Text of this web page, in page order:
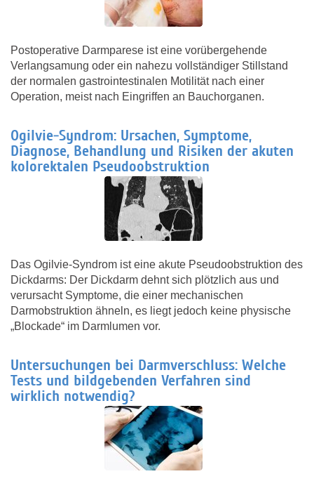
Postoperative Darmparese ist eine vorübergehende
Verlangsamung oder ein nahezu vollständiger Stillstand
der normalen gastrointestinalen Motilität nach einer
Operation, meist nach Eingriffen an Bauchorganen.
Ogilvie-Syndrom: Ursachen, Symptome,
Diagnose, Behandlung und Risiken der akuten
kolorektalen Pseudoobstruktion
Das Ogilvie-Syndrom ist eine akute Pseudoobstruktion des
Dickdarms: Der Dickdarm dehnt sich plötzlich aus und
verursacht Symptome, die einer mechanischen
Darmobstruktion ähneln, es liegt jedoch keine physische
„Blockade“ im Darmlumen vor.
Untersuchungen bei Darmverschluss: Welche
Tests und bildgebenden Verfahren sind
wirklich notwendig?